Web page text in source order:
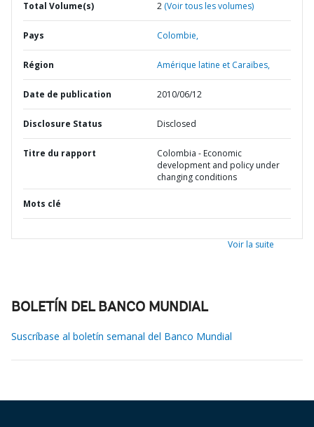
Total Volume(s) 2 (Voir tous les volumes)
Pays Colombie,
Région Amérique latine et Caraïbes,
Date de publication 2010/06/12
Disclosure Status Disclosed
Titre du rapport
Colombia - Economic
development and policy under
changing conditions
Mots clé
Voir la suite
BOLETÍN DEL BANCO MUNDIAL
Suscríbase al boletín semanal del Banco Mundial